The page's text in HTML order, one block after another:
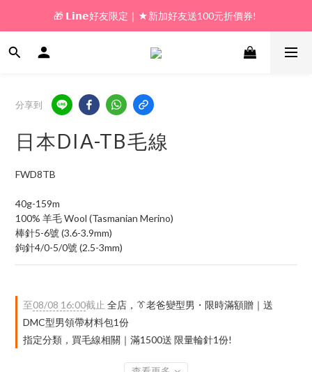
🎁 新好友購物金｜★加入新會員領券送100元!
🎁 𝗟𝗶𝗻𝗲好友限定｜★新加好友送100元折價券!
🎁 新好友購物金｜★加入新會員領券送100元!
分享到
日本DIA-TB毛線
FWD8TB
40g-159m
100% 羊毛 Wool (Tasmanian Merino)
棒針5-6號 (3.6-3.9mm)
鉤針4/0-5/0號 (2.5-3mm)
至08/08 16:00截止 全店，👔老爸變型男・限時滿額贈｜送
DMC型男領帶材料包1份
指定分類，買毛線相關｜滿1500送 限量輪針1份!